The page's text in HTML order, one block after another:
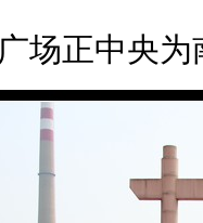
场正中央为